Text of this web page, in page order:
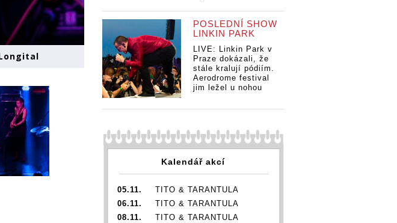
POSLEDNÍ SHOW
LINKIN PARK
LIVE: Linkin Park v
Praze dokázali, že
stále kralují pódiím.
Aerodrome festival
jim ležel u nohou
Kalendář akcí
05.11.
TITO & TARANTULA
06.11.
TITO & TARANTULA
08.11.
TITO & TARANTULA